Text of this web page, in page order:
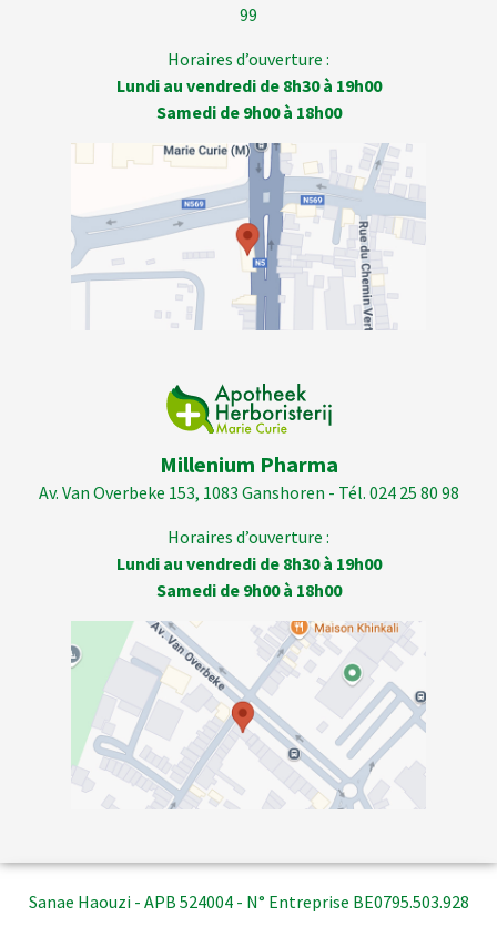
99
Horaires d’ouverture :
Lundi au vendredi de 8h30 à 19h00
Samedi de 9h00 à 18h00
Millenium Pharma
Av. Van Overbeke 153, 1083 Ganshoren - Tél. 024 25 80 98
Horaires d’ouverture :
Lundi au vendredi de 8h30 à 19h00
Samedi de 9h00 à 18h00
Sanae Haouzi - APB 524004 - N° Entreprise BE0795.503.928